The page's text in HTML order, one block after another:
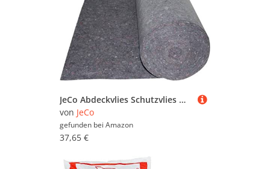
JeCo Abdeckvlies Schutzvlies Malervlies - Rollenlänge 50m Rollenbreite: 1m - Rutschhemmend 250g/m²
von JeCo
gefunden bei Amazon
37,65 €